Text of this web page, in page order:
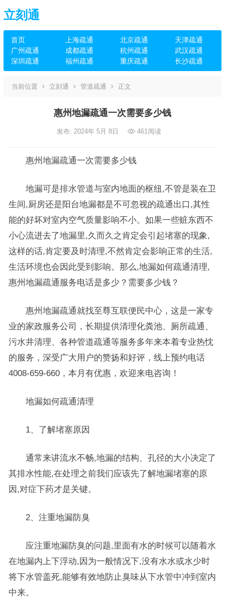
立刻通
首页 上海疏通 北京疏通
天津疏通
广州疏通
成都疏通 杭州疏通
武汉疏通
深圳疏通
福州疏通 重庆疏通 长沙疏通
当前位置 立刻通 管道疏通 正文
惠州地漏疏通一次需要多少钱
发布: 2024年 5月 8日 461阅读
惠州地漏疏通一次需要多少钱
地漏可是排水管道与室内地面的枢纽,不管是装在卫
生间,厨房还是阳台地漏都是不可忽视的疏通出口,其性
能的好坏对室内空气质量影响不小。如果一些赃东西不
小心流进去了地漏里,久而久之肯定会引起堵塞的现象,
这样的话,肯定要及时清理,不然肯定会影响正常的生活,
生活环境也会因此受到影响。那么,地漏如何疏通清理,
惠州地漏疏通服务电话是多少？需要多少钱？
惠州地漏疏通就找至尊互联便民中心，这是一家专
业的家政服务公司，长期提供清理化粪池、厕所疏通、
污水井清理、各种管道疏通等服务多年来本着专业热忱
的服务，深受广大用户的赞扬和好评，线上预约电话
4008-659-660，本月有优惠，欢迎来电咨询！
地漏如何疏通清理
1、了解堵塞原因
通常来讲流水不畅,地漏的结构、孔径的大小决定了
其排水性能,在处理之前我们应该先了解地漏堵塞的原
因,对症下药才是关键。
2、注重地漏防臭
应注重地漏防臭的问题,里面有水的时候可以随着水
在地漏内上下浮动,因为一般情况下,没有水水或水少时
将下水管盖死,能够有效地防止臭味从下水管中冲到室内
中来。